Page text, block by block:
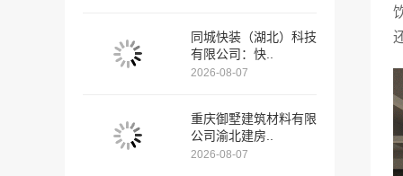
同城快装（湖北）科技
有限公司：快..
2026-08-07
重庆御墅建筑材料有限
公司渝北建房..
2026-08-07